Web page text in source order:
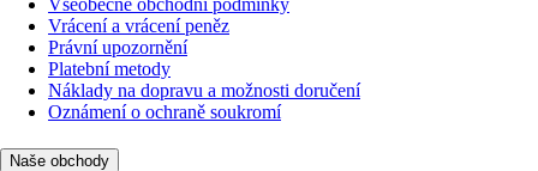
Vrácení a vrácení peněz
Právní upozornění
Platební metody
Náklady na dopravu a možnosti doručení
Oznámení o ochraně soukromí
Naše obchody